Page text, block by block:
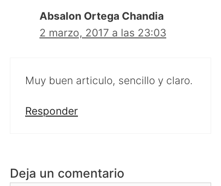
Absalon Ortega Chandia
2 marzo, 2017 a las 23:03
Muy buen articulo, sencillo y claro.
Responder
Deja un comentario